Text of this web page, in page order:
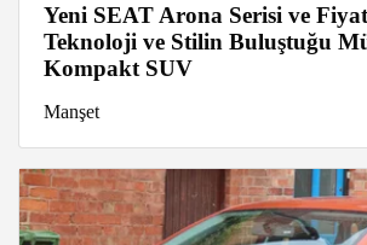
Yeni SEAT Arona Serisi ve
Teknoloji ve Stilin Buluştuğu
Kompakt SUV
Manşet